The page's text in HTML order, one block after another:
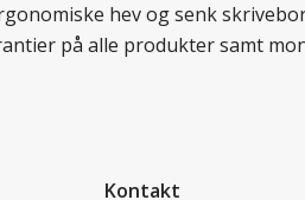
hev og senk
på alle produkter samt
Kontakt